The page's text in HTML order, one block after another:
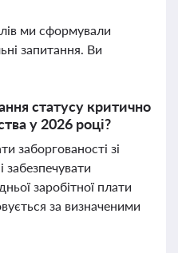
ми сформували
запитання. Ви
статусу критично
у 2026 році?
заборгованості зі
забезпечувати
заробітної плати
за визначеними